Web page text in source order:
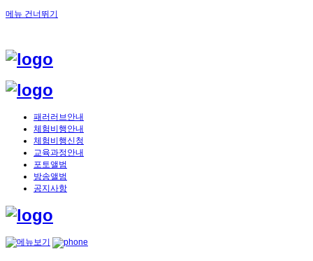
메뉴 건너뛰기
패러러브안내
체험비행안내
체험비행신청
교육과정안내
포토앨범
방송앨범
공지사항